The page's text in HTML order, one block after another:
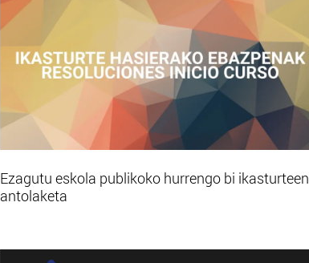
Ezagutu eskola publikoko hurrengo bi ikasturteen
antolaketa